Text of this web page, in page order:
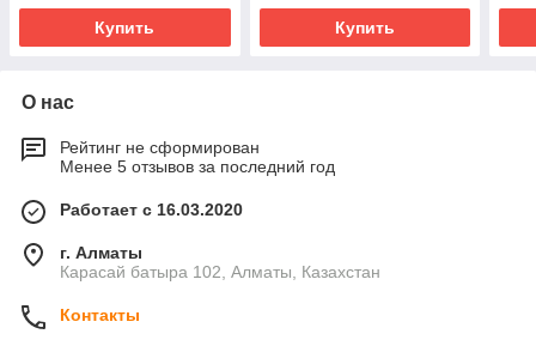
Купить Купить
О нас
Рейтинг не сформирован
Менее 5 отзывов за последний год
Работает с 16.03.2020
г. Алматы
Карасай батыра 102, Алматы, Казахстан
Контакты